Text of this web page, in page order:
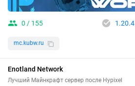
0 / 155 1.20.4
mc.kubw.ru
Enotland Network
Лучший Майнкрафт сервер после Hypixel